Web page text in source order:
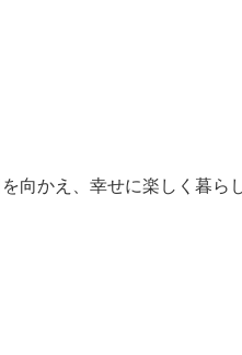
向かえ、幸せに楽しく暮ら